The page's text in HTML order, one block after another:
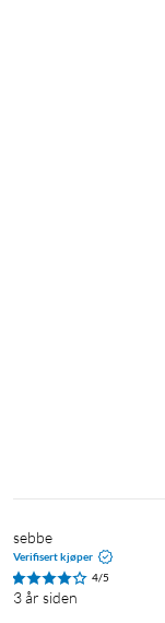
sebbe
Verifisert kjøper
4/5
3 år siden